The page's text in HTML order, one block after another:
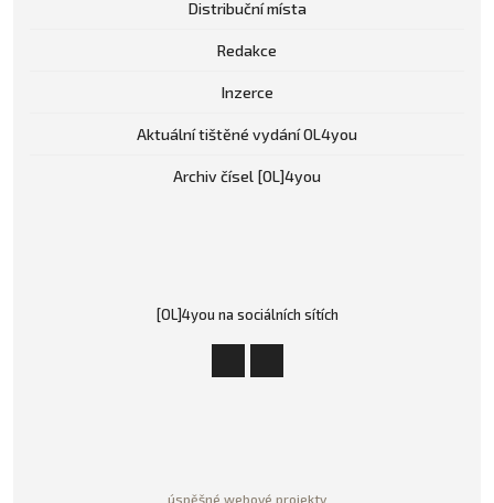
Distribuční místa
Redakce
Inzerce
Aktuální tištěné vydání OL4you
Archiv čísel [OL]4you
[OL]4you na sociálních sítích
úspěšné webové projekty